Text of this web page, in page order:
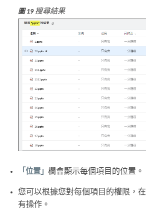
圖 19 搜尋結果
「位置」 欄會顯示每個項目的位置。
您可以根據您對每個項目的權限，
有操作。